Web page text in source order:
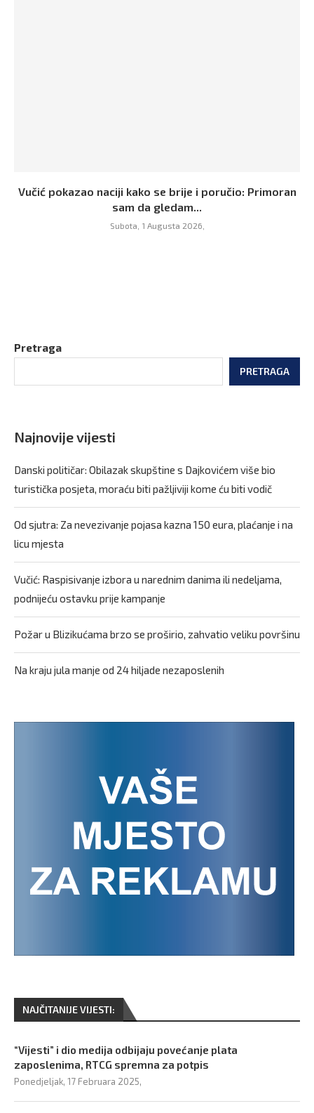
Vučić pokazao naciji kako se brije i poručio: Primoran
sam da gledam...
Subota, 1 Augusta 2026,
Pretraga
PRETRAGA
Najnovije vijesti
Danski političar: Obilazak skupštine s Dajkovićem više bio
turistička posjeta, moraću biti pažljiviji kome ću biti vodič
Od sjutra: Za nevezivanje pojasa kazna 150 eura, plaćanje i na
licu mjesta
Vučić: Raspisivanje izbora u narednim danima ili nedeljama,
podnijeću ostavku prije kampanje
Požar u Blizikućama brzo se proširio, zahvatio veliku površinu
Na kraju jula manje od 24 hiljade nezaposlenih
NAJČITANIJE VIJESTI:
“Vijesti” i dio medija odbijaju povećanje plata
zaposlenima, RTCG spremna za potpis
Ponedjeljak, 17 Februara 2025,